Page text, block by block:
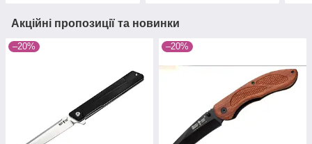
Акційні пропозиції та новинки
–20% –20%